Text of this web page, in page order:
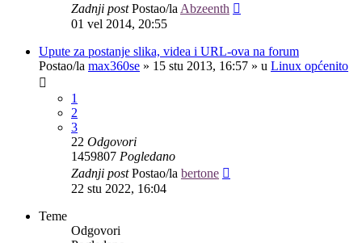
Zadnji postPostao/la Abzeenth
01 vel 2014, 20:55
Upute za postanje slika, videa i URL-ova na forum
Postao/la max360se » 15 stu 2013, 16:57 » u Linux općenito
1
2
3
22 Odgovori
1459807 Pogledano
Zadnji postPostao/la bertone
22 stu 2022, 16:04
Teme
Odgovori